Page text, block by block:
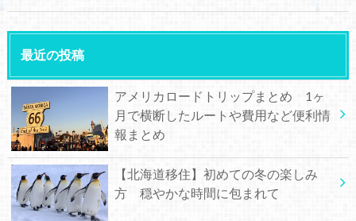
最近の投稿
アメリカロードトリップまとめ 1ヶ
月で横断したルートや費用など便利情
報まとめ
【北海道移住】初めての冬の楽しみ
方 穏やかな時間に包まれて